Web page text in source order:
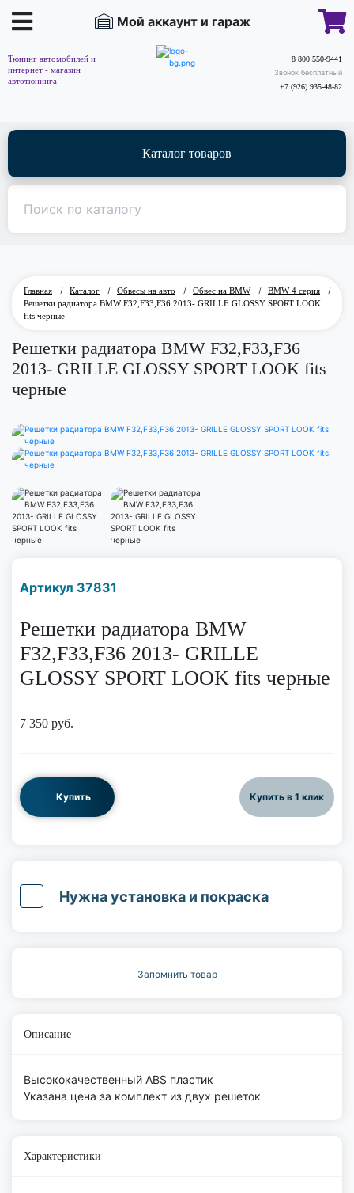
Мой аккаунт и гараж
Тюнинг автомобилей и
интернет - магазин
автотюнинга
8 800 550-9441
Звонок бесплатный
+7 (926) 935-48-82
Каталог товаров
Главная / Каталог / Обвесы на авто / Обвес на BMW / BMW 4 серия
/
Решетки радиатора BMW F32,F33,F36 2013- GRILLE GLOSSY SPORT LOOK
fits черные
Решетки радиатора BMW F32,F33,F36
2013- GRILLE GLOSSY SPORT LOOK fits
черные
Артикул 37831
Решетки радиатора BMW
F32,F33,F36 2013- GRILLE
GLOSSY SPORT LOOK fits черные
7 350 руб.
Купить Купить в 1 клик
Нужна установка и покраска
Запомнить товар
Описание
Высококачественный ABS пластик
Указана цена за комплект из двух решеток
Характеристики